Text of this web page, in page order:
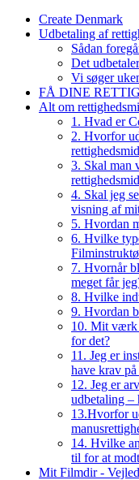
Create Denmark
Udbetaling af
Sådan
Det
Vi søger
FÅ DINE
Alt om
1. Hvad er
2. Hvorfor
3. Skal man
4. Skal jeg
visning af
5. Hvordan
6. Hvilke
7. Hvornår
meget får
8. Hvilke
9. Hvordan
10. Mit værk
for det?
11. Jeg er
have krav
12. Jeg er
udbetaling –
13.Hvorfor
14. Hvilke
til for at
Mit Filmdir -